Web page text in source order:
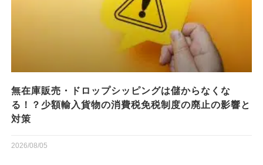
無在庫販売・ドロップシッピングは儲からなくな
る！？少額輸入貨物の消費税免税制度の廃止の影響と
対策
2026/08/05